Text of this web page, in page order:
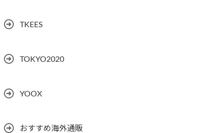
TKEES
TOKYO2020
YOOX
おすすめ海外通販